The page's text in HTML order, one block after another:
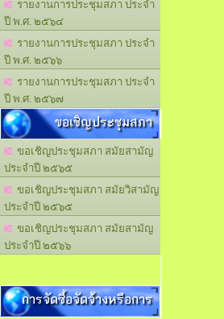
รายงานการประชุมสภา ประจำ
ปี พ.ศ. ๒๕๖๔
รายงานการประชุมสภา ประจำ
ปี พ.ศ. ๒๕๖๖
รายงานการประชุมสภา ประจำ
ปี พ.ศ. ๒๕๖๗
ขอเชิญประชุมสภา
ขอเชิญประชุมสภา สมัยสามัญ
ประจำปี ๒๕๖๕
ขอเชิญประชุมสภา สมัยวิสามัญ
ประจำปี ๒๕๖๕
ขอเชิญประชุมสภา สมัยสามัญ
ประจำปี ๒๕๖๖
การจัดซื้อจัดจ้างหรือการ